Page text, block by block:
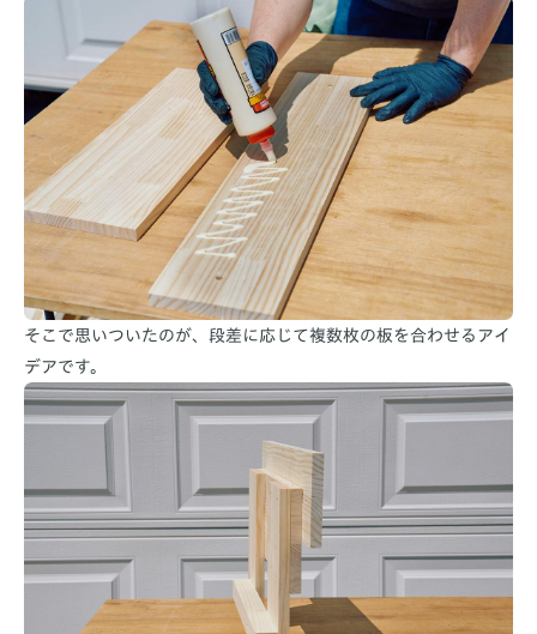
そこで思いついたのが、段差に応じて複数枚の板を合わせるアイ
デアです。